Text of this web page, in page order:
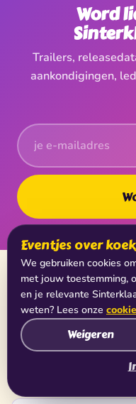
Word
Trailers,
aankondigingen,
🎬Sinterklaasfilm
In de bioscoop vanaf 1
Eventjes over
We gebruiken cookies
met jouw toestemming,
en je relevante
weten? Lees onze
Weigeren